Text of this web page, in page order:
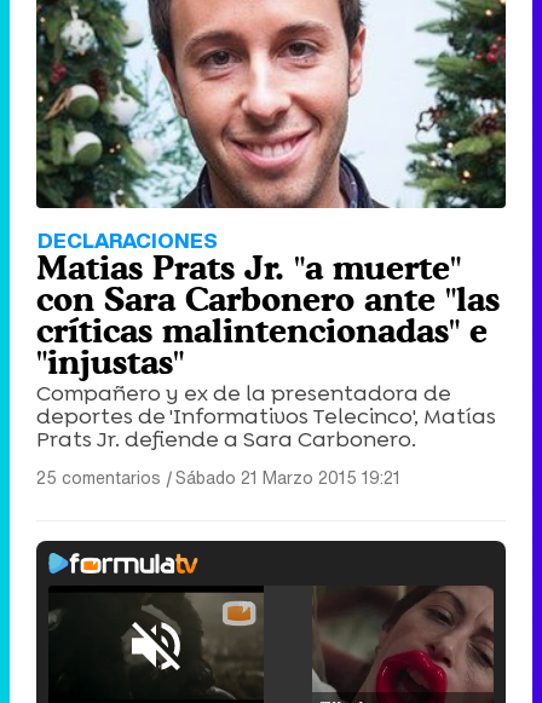
DECLARACIONES
Matias Prats Jr. "a muerte"
con Sara Carbonero ante "las
críticas malintencionadas" e
"injustas"
Compañero y ex de la presentadora de
deportes de 'Informativos Telecinco', Matías
Prats Jr. defiende a Sara Carbonero.
25 comentarios |Sábado 21 Marzo 2015 19:21
Unmute /